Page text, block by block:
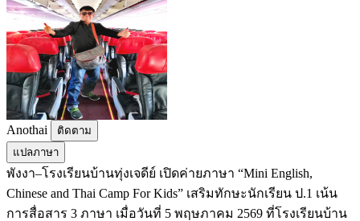
Anothai
ติดตาม
แปลภาษา
พังงา–โรงเรียนบ้านทุ่งเจดีย์ เปิดค่ายภาษา “Mini English,
Chinese and Thai Camp For Kids” เสริมทักษะนักเรียน ป.1 เน้น
การสื่อสาร 3 ภาษา เมื่อวันที่ 5 พฤษภาคม 2569 ที่โรงเรียนบ้าน